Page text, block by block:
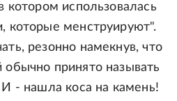
котором использовалась
которые менструируют".
резонно намекнув, что
принято называть
- нашла коса на камень!